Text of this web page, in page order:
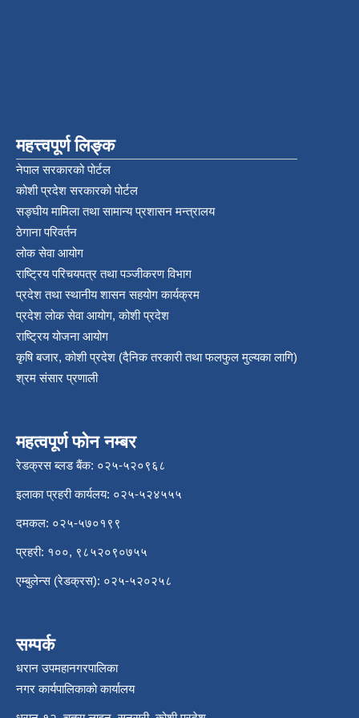
महत्त्वपूर्ण लिङ्क
नेपाल सरकारको पोर्टल
कोशी प्रदेश सरकारको पोर्टल
सङ्‍घीय मामिला तथा सामान्य प्रशासन मन्त्रालय
ठेगाना परिवर्तन
लोक सेवा आयोग
राष्ट्रिय परिचयपत्र तथा पञ्‍जीकरण विभाग
प्रदेश तथा स्थानीय शासन सहयोग कार्यक्रम
प्रदेश लोक सेवा आयोग, कोशी प्रदेश
राष्ट्रिय योजना आयोग
कृषि बजार, कोशी प्रदेश (दैनिक तरकारी तथा फलफुल मुल्यका लागि)
श्रम संसार प्रणाली
महत्वपूर्ण फोन नम्बर
रेडक्रस ब्लड बैंक: ०२५-५२०९६८
इलाका प्रहरी कार्यलय: ०२५-५२४५५५
दमकल: ०२५-५७०१९९
प्रहरी: १००, ९८५२०९०७५५
एम्बुलेन्स (रेडक्रस): ०२५-५२०२५८
सम्पर्क
धरान उपमहानगरपालिका
नगर कार्यपालिकाको कार्यालय